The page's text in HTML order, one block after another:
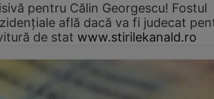
pentru Călin Georgescu! Fostul
află dacă va fi judecat
de stat www.stirilekanald.ro